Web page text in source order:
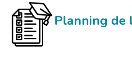
Planning de